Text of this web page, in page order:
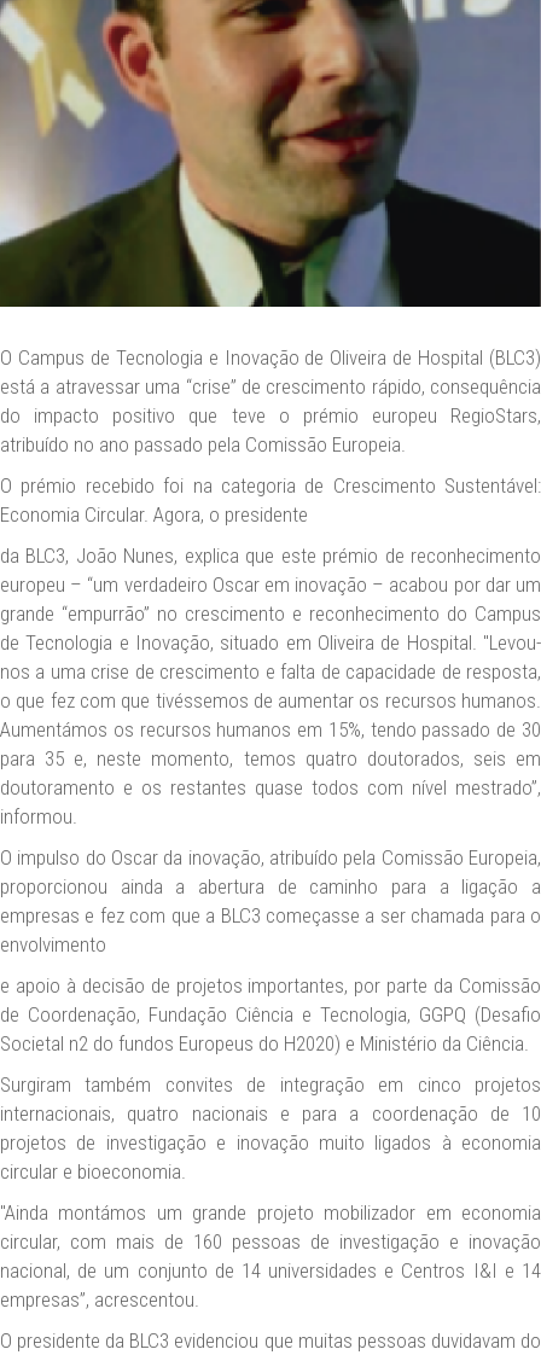
CONTACT US
DATA PROTECTION
LEGAL NOTICE
EN
O Campus de Tecnologia e Inovação de Oliveira de Hospital (BLC3)
está a atravessar uma “crise” de crescimento rápido, consequência
do impacto positivo que teve o prémio europeu RegioStars,
atribuído no ano passado pela Comissão Europeia.
O prémio recebido foi na categoria de Crescimento Sustentável:
Economia Circular. Agora, o presidente
da BLC3, João Nunes, explica que este prémio de reconhecimento
europeu – “um verdadeiro Oscar em inovação – acabou por dar um
grande “empurrão” no crescimento e reconhecimento do Campus
de Tecnologia e Inovação, situado em Oliveira de Hospital. "Levou-
nos a uma crise de crescimento e falta de capacidade de resposta,
o que fez com que tivéssemos de aumentar os recursos humanos.
Aumentámos os recursos humanos em 15%, tendo passado de 30
para 35 e, neste momento, temos quatro doutorados, seis em
doutoramento e os restantes quase todos com nível mestrado”,
informou.
O impulso do Oscar da inovação, atribuído pela Comissão Europeia,
proporcionou ainda a abertura de caminho para a ligação a
empresas e fez com que a BLC3 começasse a ser chamada para o
envolvimento
e apoio à decisão de projetos importantes, por parte da Comissão
de Coordenação, Fundação Ciência e Tecnologia, GGPQ (Desafio
Societal n2 do fundos Europeus do H2020) e Ministério da Ciência.
Surgiram também convites de integração em cinco projetos
internacionais, quatro nacionais e para a coordenação de 10
projetos de investigação e inovação muito ligados à economia
circular e bioeconomia.
"Ainda montámos um grande projeto mobilizador em economia
circular, com mais de 160 pessoas de investigação e inovação
nacional, de um conjunto de 14 universidades e Centros I&I e 14
empresas”, acrescentou.
O presidente da BLC3 evidenciou que muitas pessoas duvidavam do